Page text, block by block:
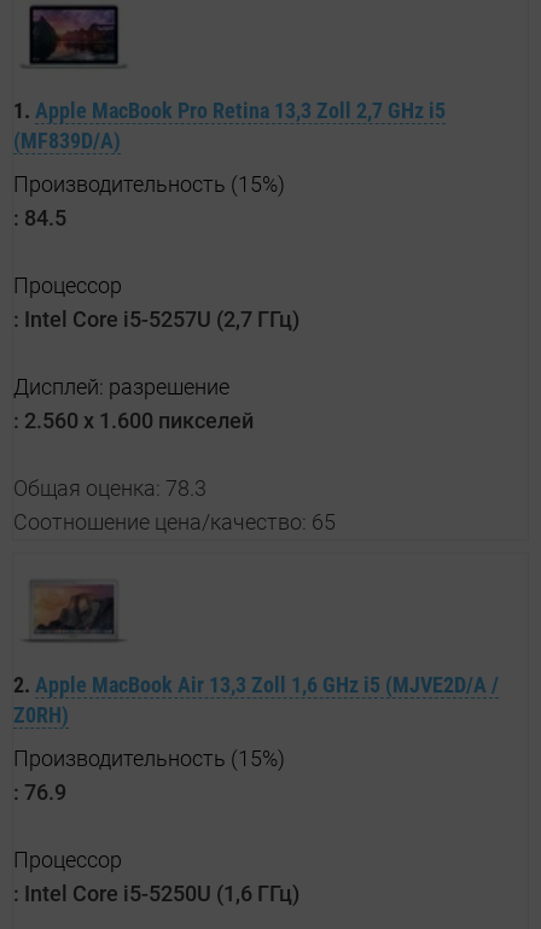
1. Apple MacBook Pro Retina 13,3 Zoll 2,7 GHz i5
(MF839D/A)
Производительность (15%)
: 84.5
Процессор
: Intel Core i5-5257U (2,7 ГГц)
Дисплей: разрешение
: 2.560 x 1.600 пикселей
Общая оценка: 78.3
Соотношение цена/качество: 65
2. Apple MacBook Air 13,3 Zoll 1,6 GHz i5 (MJVE2D/A /
Z0RH)
Производительность (15%)
: 76.9
Процессор
: Intel Core i5-5250U (1,6 ГГц)